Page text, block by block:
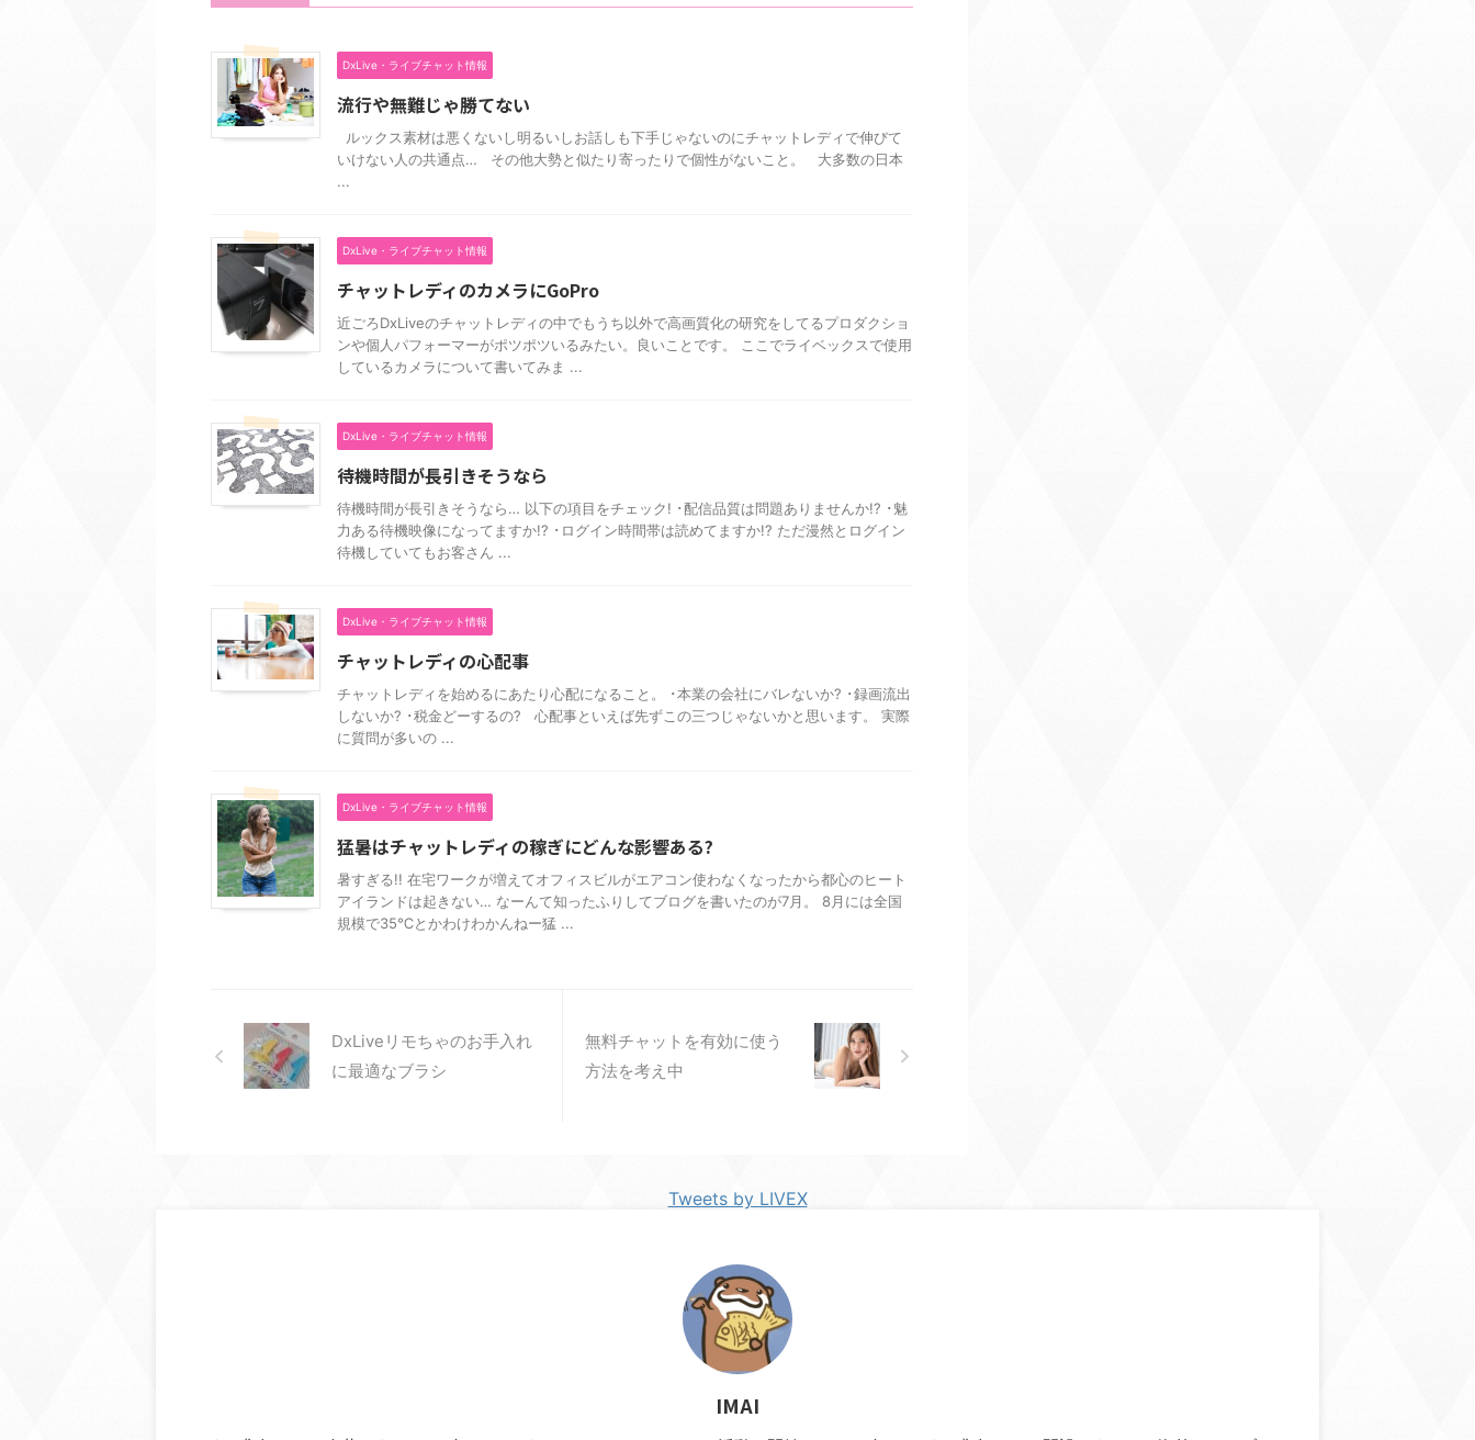
DxLive・ライブチャット情報
流行や無難じゃ勝てない
ルックス素材は悪くないし明るいしお話しも下手じゃないのにチャットレディで伸びて
いけない人の共通点… その他大勢と似たり寄ったりで個性がないこと。 大多数の日本
...
DxLive・ライブチャット情報
チャットレディのカメラにGoPro
近ごろDxLiveのチャットレディの中でもうち以外で高画質化の研究をしてるプロダクショ
ンや個人パフォーマーがポツポツいるみたい。良いことです。 ここでライベックスで使用
しているカメラについて書いてみま ...
DxLive・ライブチャット情報
待機時間が長引きそうなら
待機時間が長引きそうなら… 以下の項目をチェック! ･配信品質は問題ありませんか!? ･魅
力ある待機映像になってますか!? ･ログイン時間帯は読めてますか!? ただ漫然とログイン
待機していてもお客さん ...
DxLive・ライブチャット情報
チャットレディの心配事
チャットレディを始めるにあたり心配になること。 ･本業の会社にバレないか? ･録画流出
しないか? ･税金どーするの? 心配事といえば先ずこの三つじゃないかと思います。 実際
に質問が多いの ...
DxLive・ライブチャット情報
猛暑はチャットレディの稼ぎにどんな影響ある?
暑すぎる!! 在宅ワークが増えてオフィスビルがエアコン使わなくなったから都心のヒート
アイランドは起きない… なーんて知ったふりしてブログを書いたのが7月。 8月には全国
規模で35℃とかわけわかんねー猛 ...
DxLiveリモちゃのお手入れ
に最適なブラシ
無料チャットを有効に使う
方法を考え中
Tweets by LIVEX
IMAI